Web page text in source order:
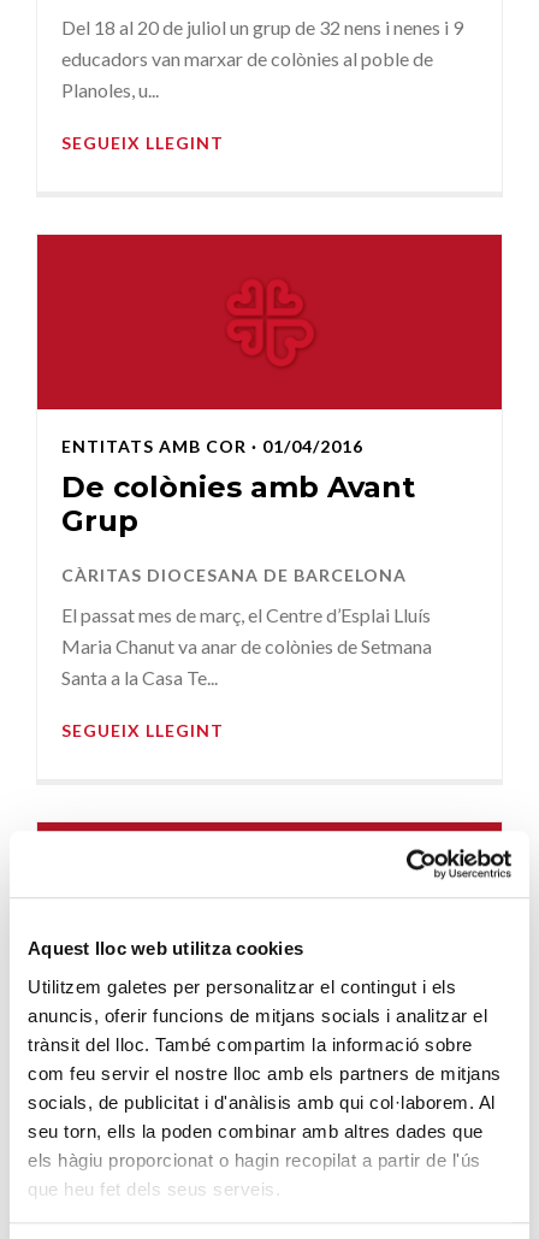
Aquest lloc web utilitza cookies
Utilitzem galetes per personalitzar el contingut i els
anuncis, oferir funcions de mitjans socials i analitzar el
trànsit del lloc. També compartim la informació sobre
com feu servir el nostre lloc amb els partners de mitjans
socials, de publicitat i d'anàlisis amb qui col·laborem. Al
seu torn, ells la poden combinar amb altres dades que
els hàgiu proporcionat o hagin recopilat a partir de l'ús
que heu fet dels seus serveis.
Del 18 al 20 de juliol un grup de 32 nens i nenes i 9
educadors van marxar de colònies al poble de
Planoles, u...
SEGUEIX LLEGINT
ENTITATS AMB COR · 01/04/2016
De colònies amb Avant
Grup
CÀRITAS DIOCESANA DE BARCELONA
El passat mes de març, el Centre d’Esplai Lluís
Maria Chanut va anar de colònies de Setmana
Santa a la Casa Te...
SEGUEIX LLEGINT
ENTITATS AMB COR · 31/12/2015
Puig fa una donació de
colònies per a la gent gran
de Càritas
CÀRITAS DIOCESANA DE BARCELONA